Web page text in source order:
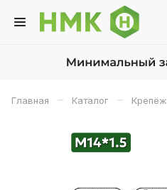
Главная – Каталог – Крепёж